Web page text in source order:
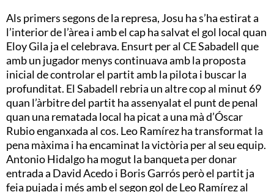
Als primers segons de la represa, Josu ha s’ha estirat a
l’interior de l’àrea i amb el cap ha salvat el gol local quan
Eloy Gila ja el celebrava. Ensurt per al CE Sabadell que
amb un jugador menys continuava amb la proposta
inicial de controlar el partit amb la pilota i buscar la
profunditat. El Sabadell rebria un altre cop al minut 69
quan l’àrbitre del partit ha assenyalat el punt de penal
quan una rematada local ha picat a una mà d’Óscar
Rubio enganxada al cos. Leo Ramírez ha transformat la
pena màxima i ha encaminat la victòria per al seu equip.
Antonio Hidalgo ha mogut la banqueta per donar
entrada a David Acedo i Boris Garrós però el partit ja
feia pujada i més amb el segon gol de Leo Ramírez al